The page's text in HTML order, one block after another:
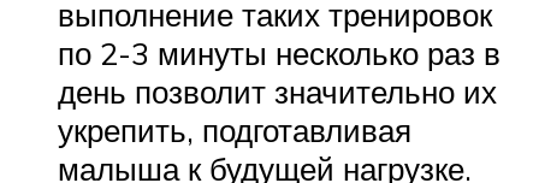
выполнение таких тренировок
по 2-3 минуты несколько раз в
день позволит значительно их
укрепить, подготавливая
малыша к будущей нагрузке.